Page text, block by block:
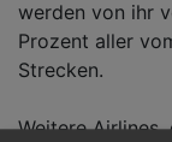
werden von ihr
Prozent aller
Strecken.
Weitere